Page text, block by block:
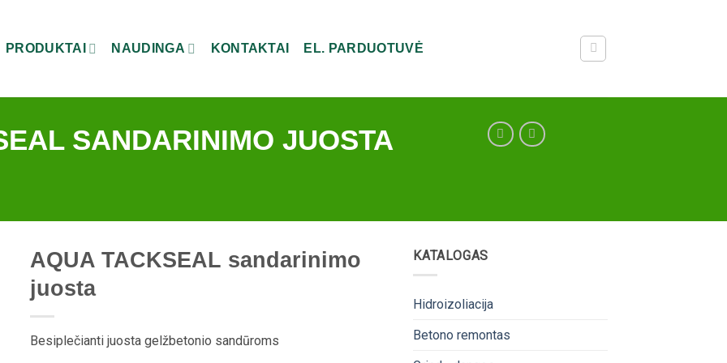
PRODUKTAI NAUDINGA KONTAKTAI EL. PARDUOTUVĖ
SANDARINIMO JUOSTA
AQUA TACKSEAL sandarinimo
juosta
Besiplečianti juosta gelžbetonio sandūroms
KATALOGAS
Hidroizoliacija
Betono remontas